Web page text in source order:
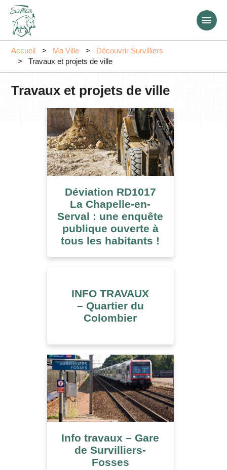
Accueil Ma Ville
Découvrir Survilliers
Travaux et projets de ville
Travaux et projets de ville
Déviation RD1017
La Chapelle-en-
Serval : une enquête
publique ouverte à
tous les habitants !
INFO TRAVAUX
– Quartier du
Colombier
Info travaux – Gare
de Survilliers-
Fosses